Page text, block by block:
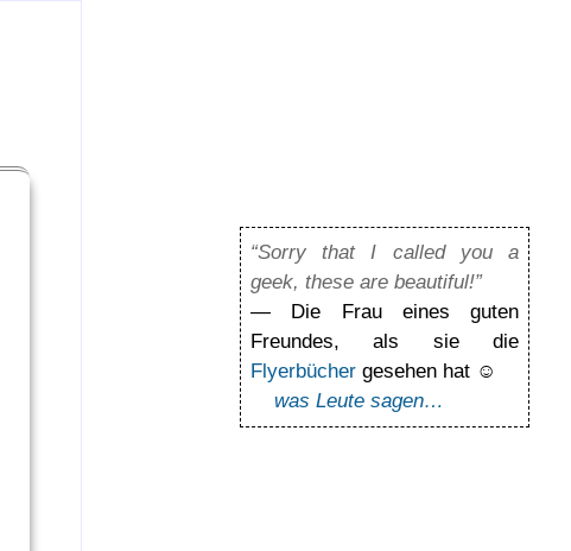
“Sorry that I called you a
geek, these are beautiful!”
— Die Frau eines guten
Freundes, als sie die
Flyerbücher gesehen hat ☺
was Leute sagen…